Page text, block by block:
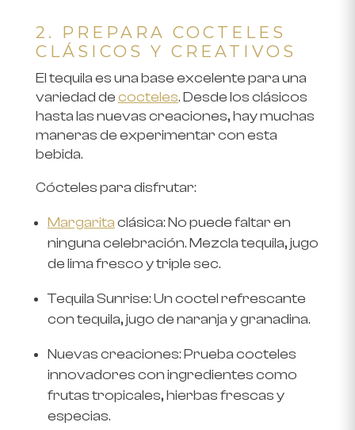
2. PREPARA COCTELES
CLÁSICOS Y CREATIVOS
El tequila es una base excelente para una
variedad decocteles. Desde los clásicos
hasta las nuevas creaciones, hay muchas
maneras de experimentar con esta
bebida.
Cócteles para disfrutar:
Margaritaclásica: No puede faltar en
ninguna celebración. Mezcla tequila, jugo
de lima fresco y triple sec.
Tequila Sunrise: Un coctel refrescante
con tequila, jugo de naranja y granadina.
Nuevas creaciones: Prueba cocteles
innovadores con ingredientes como
frutas tropicales, hierbas frescas y
especias.